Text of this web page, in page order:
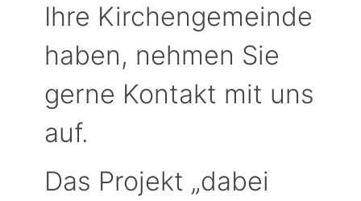
Ihre Kirchengemeinde
haben, nehmen Sie
gerne Kontakt mit uns
auf.
Das Projekt „dabei